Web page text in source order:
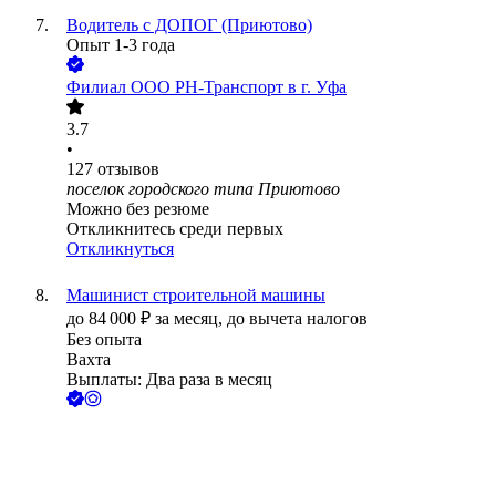
Водитель с ДОПОГ (Приютово)
Опыт 1-3 года
Филиал ООО РН-Транспорт в г. Уфа
3.7
•
127 отзывов
поселок городского типа Приютово
Можно без резюме
Откликнитесь среди первых
Откликнуться
Машинист строительной машины
до 84 000 ₽ за месяц, до вычета налогов
Без опыта
Вахта
Выплаты: Два раза в месяц